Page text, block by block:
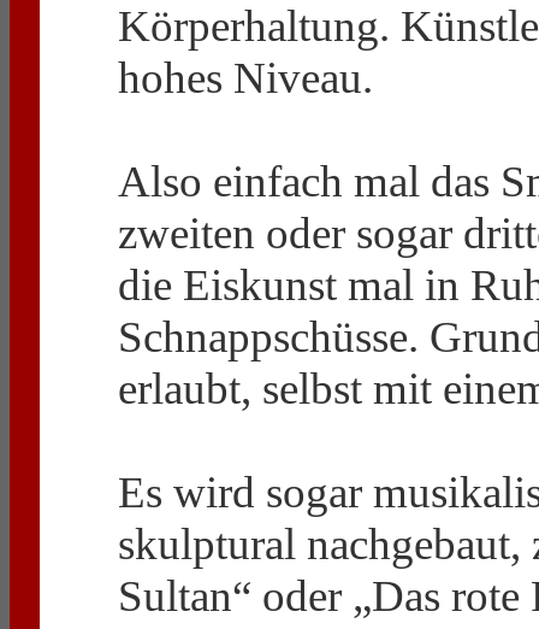
Körperhaltung.
hohes Niveau.
Also einfach mal das
zweiten oder sogar
die Eiskunst mal in
Schnappschüsse.
erlaubt, selbst mit
Es wird sogar
skulptural
Sultan“ oder „Das